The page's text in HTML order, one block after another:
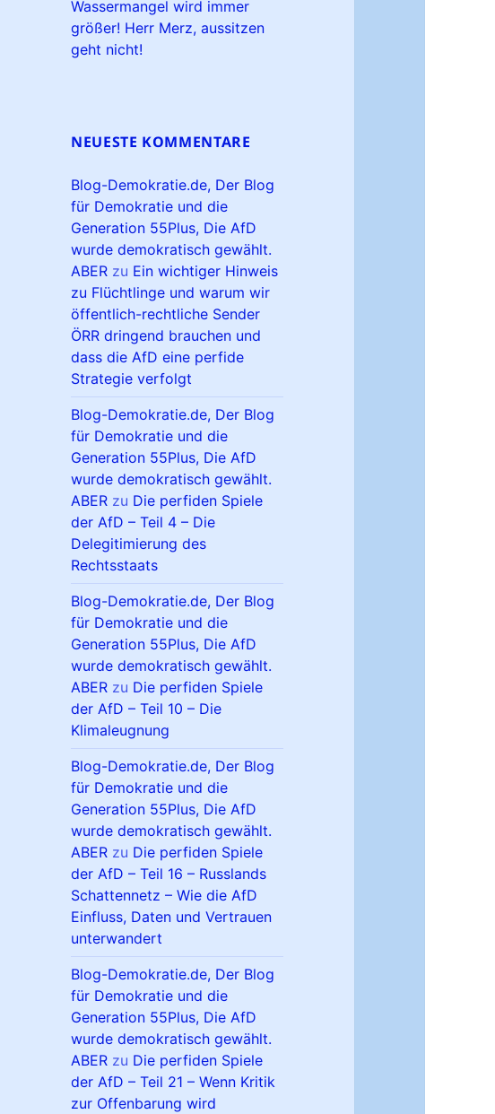
Wassermangel wird immer
größer! Herr Merz, aussitzen
geht nicht!
NEUESTE KOMMENTARE
Blog-Demokratie.de, Der Blog
für Demokratie und die
Generation 55Plus, Die AfD
wurde demokratisch gewählt.
ABER zu Ein wichtiger Hinweis
zu Flüchtlinge und warum wir
öffentlich-rechtliche Sender
ÖRR dringend brauchen und
dass die AfD eine perfide
Strategie verfolgt
Blog-Demokratie.de, Der Blog
für Demokratie und die
Generation 55Plus, Die AfD
wurde demokratisch gewählt.
ABER zu Die perfiden Spiele
der AfD – Teil 4 – Die
Delegitimierung des
Rechtsstaats
Blog-Demokratie.de, Der Blog
für Demokratie und die
Generation 55Plus, Die AfD
wurde demokratisch gewählt.
ABER zu Die perfiden Spiele
der AfD – Teil 10 – Die
Klimaleugnung
Blog-Demokratie.de, Der Blog
für Demokratie und die
Generation 55Plus, Die AfD
wurde demokratisch gewählt.
ABER zu Die perfiden Spiele
der AfD – Teil 16 – Russlands
Schattennetz – Wie die AfD
Einfluss, Daten und Vertrauen
unterwandert
Blog-Demokratie.de, Der Blog
für Demokratie und die
Generation 55Plus, Die AfD
wurde demokratisch gewählt.
ABER zu Die perfiden Spiele
der AfD – Teil 21 – Wenn Kritik
zur Offenbarung wird